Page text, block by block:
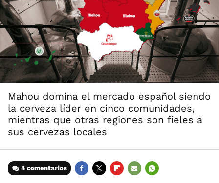
Mahou domina el mercado español siendo
la cerveza líder en cinco comunidades,
mientras que otras regiones son fieles a
sus cervezas locales
4 comentarios